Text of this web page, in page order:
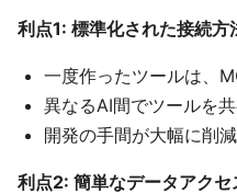
利点1: 標準化された接続方
一度作ったツールは、
異なるAI間でツールを
開発の手間が大幅に削
利点2: 簡単なデータアクセ